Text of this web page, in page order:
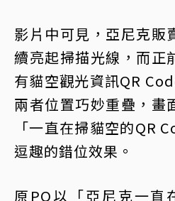
影片中可見，亞尼克販
續亮起掃描光線，而正
有貓空觀光資訊QR
兩者位置巧妙重疊，畫
「一直在掃貓空的QR
逗趣的錯位效果。
原PO以「亞尼克一直